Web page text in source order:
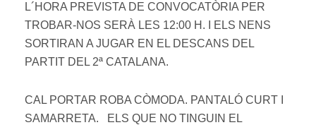
L´HORA PREVISTA DE CONVOCATÒRIA PER
TROBAR-NOS SERÀ LES 12:00 H. I ELS NENS
SORTIRAN A JUGAR EN EL DESCANS DEL
PARTIT DEL 2ª CATALANA.
CAL PORTAR ROBA CÒMODA. PANTALÓ CURT I
SAMARRETA. ELS QUE NO TINGUIN EL